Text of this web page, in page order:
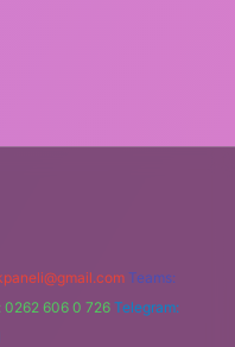
Teams:
0262 606 0 726 Telegram: